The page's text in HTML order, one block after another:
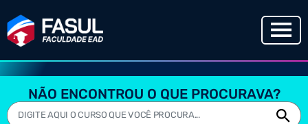
NÃO ENCONTROU O QUE PROCURAVA?